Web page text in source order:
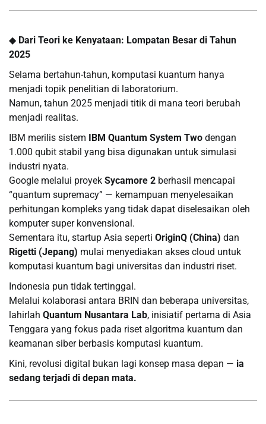
◆ Dari Teori ke Kenyataan: Lompatan Besar di Tahun
2025
Selama bertahun-tahun, komputasi kuantum hanya
menjadi topik penelitian di laboratorium.
Namun, tahun 2025 menjadi titik di mana teori berubah
menjadi realitas.
IBM merilis sistem
IBM Quantum System Two dengan
1.000 qubit stabil yang bisa digunakan untuk simulasi
industri nyata.
Google melalui proyek Sycamore 2 berhasil mencapai
“quantum supremacy” — kemampuan menyelesaikan
perhitungan kompleks yang tidak dapat diselesaikan oleh
komputer super konvensional.
Sementara itu, startup Asia seperti OriginQ (China) dan
Rigetti (Jepang) mulai menyediakan akses cloud untuk
komputasi kuantum bagi universitas dan industri riset.
Indonesia pun tidak tertinggal.
Melalui kolaborasi antara BRIN dan beberapa universitas,
lahirlah Quantum Nusantara Lab, inisiatif pertama di Asia
Tenggara yang fokus pada riset algoritma kuantum dan
keamanan siber berbasis komputasi kuantum.
Kini, revolusi digital bukan lagi konsep masa depan — ia
sedang terjadi di depan mata.